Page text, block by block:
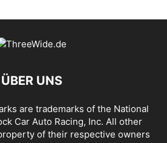
ÜBER UNS
are trademarks of the National
Car Auto Racing, Inc. All other
of their respective owners